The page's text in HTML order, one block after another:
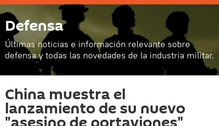
Defensa
Últimas noticias e información relevante sobre
defensa y todas las novedades de la industria militar.
China muestra el
lanzamiento de su nuevo